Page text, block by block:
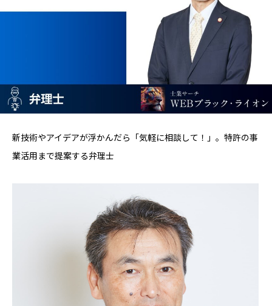
新技術やアイデアが浮かんだら「気軽に相談して！」。特許の事
業活用まで提案する弁理士